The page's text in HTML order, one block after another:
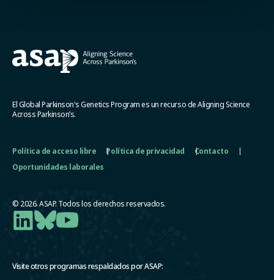
El Global Parkinson's Genetics Program es un recurso de Aligning Science
Across Parkinson’s.
Política de acceso libre Política de privacidad
Contacto
Oportunidades laborales
© 2026. ASAP. Todos los derechos reservados.
Visite otros programas respaldados por ASAP: